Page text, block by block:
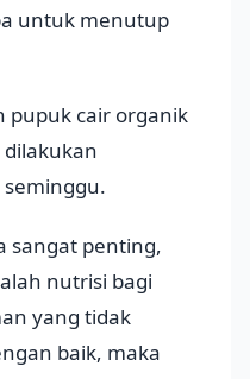
untuk menutup
pupuk cair organik
sangat penting,
nutrisi bagi
yang tidak
baik, maka